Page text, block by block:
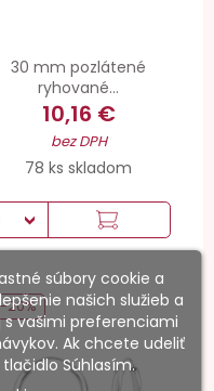
30 mm pozlátené
ryhované...
10,16 €
bez DPH
78 ks skladom
-20%
súbory cookie a
našich služieb a
s vašimi preferenciami
Ak chcete udeliť
Súhlasím.